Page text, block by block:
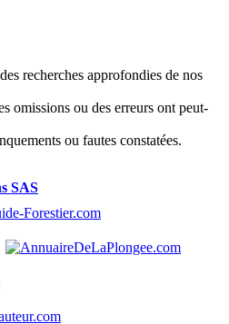
recherches approfondies de nos
omissions ou des erreurs ont peut-
ou fautes constatées.
SAS